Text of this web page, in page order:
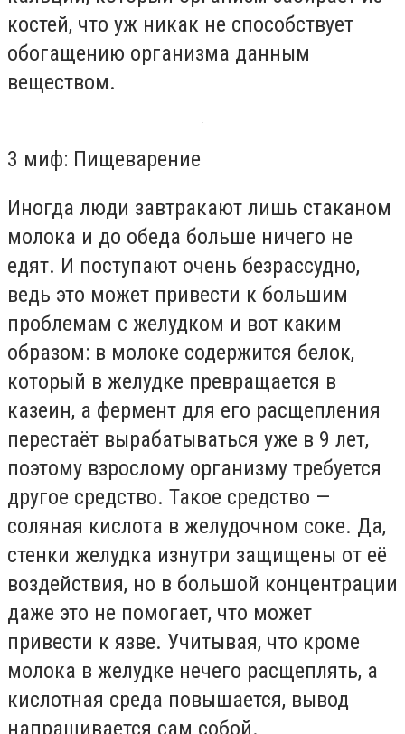
костей, что уж никак не способствует
обогащению организма данным
веществом.
3 миф: Пищеварение
Иногда люди завтракают лишь стаканом
молока и до обеда больше ничего не
едят. И поступают очень безрассудно,
ведь это может привести к большим
проблемам с желудком и вот каким
образом: в молоке содержится белок,
который в желудке превращается в
казеин, а фермент для его расщепления
перестаёт вырабатываться уже в 9 лет,
поэтому взрослому организму требуется
другое средство. Такое средство —
соляная кислота в желудочном соке. Да,
стенки желудка изнутри защищены от её
воздействия, но в большой концентрации
даже это не помогает, что может
привести к язве. Учитывая, что кроме
молока в желудке нечего расщеплять, а
кислотная среда повышается, вывод
напрашивается сам собой.